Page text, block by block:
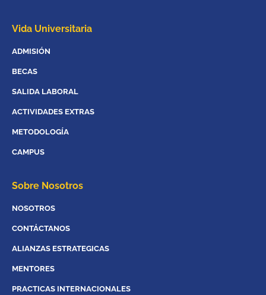
Vida Universitaria
ADMISIÓN
BECAS
SALIDA LABORAL
ACTIVIDADES EXTRAS
METODOLOGÍA
CAMPUS
Sobre Nosotros
NOSOTROS
CONTÁCTANOS
ALIANZAS ESTRATEGICAS
MENTORES
PRACTICAS INTERNACIONALES